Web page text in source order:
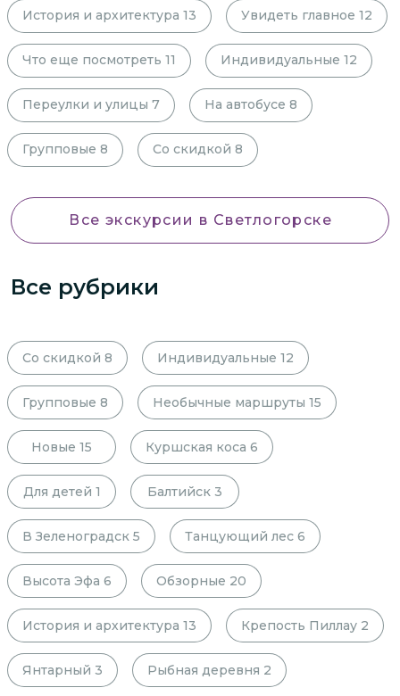
История и архитектура 13 Увидеть главное 12
Что еще посмотреть 11 Индивидуальные 12
Переулки и улицы 7 На автобусе 8
Групповые 8 Со скидкой 8
Все экскурсии в Светлогорске
Все рубрики
Со скидкой 8 Индивидуальные 12
Групповые 8 Необычные маршруты 15
Новые 15 Куршская коса 6
Для детей 1 Балтийск 3
В Зеленоградск 5 Танцующий лес 6
Высота Эфа 6 Обзорные 20
История и архитектура 13 Крепость Пиллау 2
Янтарный 3 Рыбная деревня 2